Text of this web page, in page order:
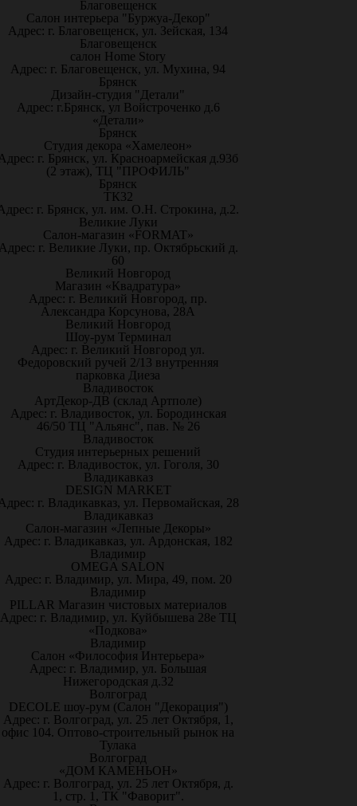
Благовещенск
Салон интерьера "Буржуа-Декор"
Адрес: г. Благовещенск, ул. Зейская, 134
Благовещенск
салон Home Story
Адрес: г. Благовещенск, ул. Мухина, 94
Брянск
Дизайн-студия "Детали"
Адрес: г.Брянск, ул Войстроченко д.6
«Детали»
Брянск
Студия декора «Хамелеон»
г. Брянск, ул. Красноармейская д.93б
(2 этаж), ТЦ "ПРОФИЛЬ"
Брянск
ТК32
г. Брянск, ул. им. О.Н. Строкина, д.2.
Великие Луки
Салон-магазин «FORMAT»
г. Великие Луки, пр. Октябрьский д.
60
Великий Новгород
Магазин «Квадратура»
Адрес: г. Великий Новгород, пр.
Александра Корсунова, 28А
Великий Новгород
Шоу-рум Терминал
Адрес: г. Великий Новгород ул.
Федоровский ручей 2/13 внутренняя
парковка Диеза
Владивосток
АртДекор-ДВ (склад Артполе)
Адрес: г. Владивосток, ул. Бородинская
46/50 ТЦ "Альянс", пав. № 26
Владивосток
Студия интерьерных решений
Адрес: г. Владивосток, ул. Гоголя, 30
Владикавказ
DESIGN MARKET
г. Владикавказ, ул. Первомайская, 28
Владикавказ
Салон-магазин «Лепные Декоры»
Адрес: г. Владикавказ, ул. Ардонская, 182
Владимир
OMEGA SALON
Адрес: г. Владимир, ул. Мира, 49, пом. 20
Владимир
PILLAR Магазин чистовых материалов
Адрес: г. Владимир, ул. Куйбышева 28е ТЦ
«Подкова»
Владимир
Салон «Философия Интерьера»
Адрес: г. Владимир, ул. Большая
Нижегородская д.32
Волгоград
DECOLE шоу-рум (Салон "Декорация")
Адрес: г. Волгоград, ул. 25 лет Октября, 1,
офис 104. Оптово-строительный рынок на
Тулака
Волгоград
«ДОМ КАМЕНЬОН»
Адрес: г. Волгоград, ул. 25 лет Октября, д.
1, стр. 1, ТК "Фаворит".